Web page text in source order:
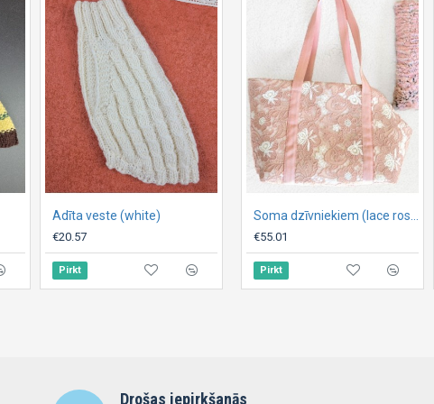
Adīta veste (white)
€20.57
Pirkt
Adīta veste ,,My Dreams,,
€21.78
Pirkt
€55.01
Pirkt
Drošas iepirkšanās